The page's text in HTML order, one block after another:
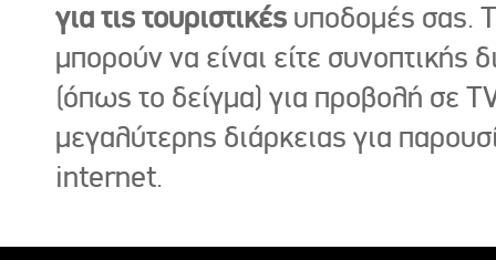
για τις τουριστικές υποδομές σας.
μπορούν να είναι είτε συνοπτικής
(όπως το δείγμα) για προβολή σε
μεγαλύτερης διάρκειας για
internet.